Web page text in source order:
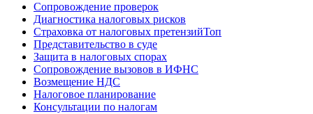
Сопровождение проверок
Диагностика налоговых рисков
Страховка от налоговых претензийТоп
Представительство в суде
Защита в налоговых спорах
Сопровождение вызовов в ИФНС
Возмещение НДС
Налоговое планирование
Консультации по налогам